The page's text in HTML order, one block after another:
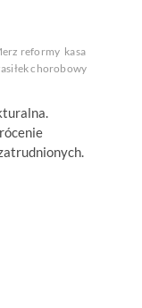
reformy kasa
chorobowy